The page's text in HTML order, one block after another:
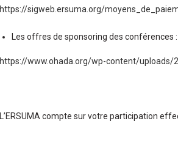
https://sigweb.ersuma.org/
Les offres de sponsoring des conférences :
https://www.ohada.org/wp-content/
L’ERSUMA compte sur votre participation